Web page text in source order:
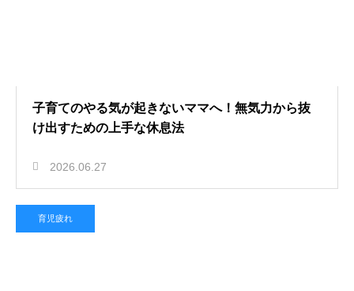
子育てのやる気が起きないママへ！無気力から抜
け出すための上手な休息法
2026.06.27
育児疲れ